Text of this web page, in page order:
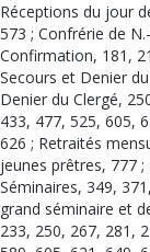
Réceptions du jour
573 ; Confrérie de
Confirmation, 181,
Secours et Denier
Denier du Clergé,
433, 477, 525, 605,
626 ; Retraités
jeunes prêtres, 777
Séminaires, 349,
grand sémi­naire et
233, 250, 267, 281,